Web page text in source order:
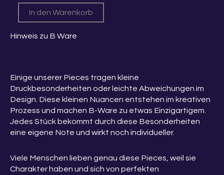
In den Warenkorb
Hinweis zu B Ware
Einige unserer Pieces tragen kleine
Druckbesonderheiten oder leichte Abweichungen im
Design. Diese kleinen Nuancen entstehen im kreativen
Prozess und machen B-Ware zu etwas Einzigartigem.
Jedes Stück bekommt durch diese Besonderheiten
eine eigene Note und wirkt noch individueller.
Viele Menschen lieben genau diese Pieces, weil sie
Charakter haben und sich von perfekten